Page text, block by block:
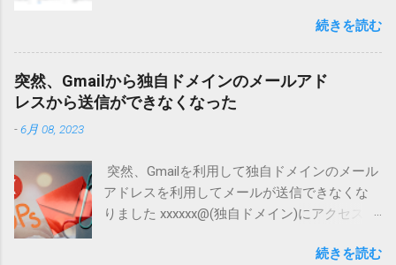
代表的な例として、以下のようなサービスが
あります。 ChatGPTのような対話型AI : ユーザ
ーの質問に対して、AIが直接回答を生成
Google SGE（Search Generative Experience） :
検索機能 従来の検索エンジンでは、検索結果
のページにWebサイトのリンクが表示され、ユ
ーザーはそこからサイトへアクセスしていま
した。 しかし、AI検索では、AIがサイトの情
Proになって、かなり使い勝手が向上した気が
する。 ただ、今日から（？）利用するために
は、有料契約が必須になってしまいました。
先週は使えていたのに・・・・ 複数アカウン
ト管理するならホントに便利 まずは私の場
キ」という設定がありますが、ここで私の場
合は自分が管理しているアカウントの情報を
整理して掲載しています。 オススメポイント
とアカウントアクセス」から「アカウント権
続きを読む
突然、Gmailから独自ドメインのメールアド
レスから送信ができなくなった
-6月 08, 2023
突然、Gmailを利用して独自ドメインのメール
アドレスを利用してメールが送信できなくな
りました xxxxxx@(独自ドメイン)にアクセスで
は、別の「送信元」アドレスを選択してから
続きを読む